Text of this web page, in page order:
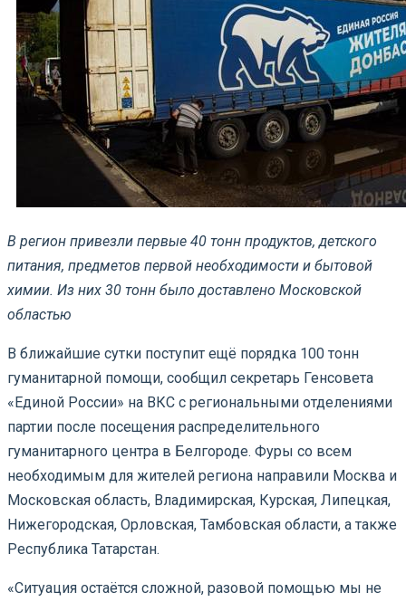
В регион привезли первые 40 тонн продуктов, детского
питания, предметов первой необходимости и бытовой
химии. Из них 30 тонн было доставлено Московской
областью
В ближайшие сутки поступит ещё порядка 100 тонн
гуманитарной помощи, сообщил секретарь Генсовета
«Единой России» на ВКС с региональными отделениями
партии после посещения распределительного
гуманитарного центра в Белгороде. Фуры со всем
необходимым для жителей региона направили Москва и
Московская область, Владимирская, Курская, Липецкая,
Нижегородская, Орловская, Тамбовская области, а также
Республика Татарстан.
«Ситуация остаётся сложной, разовой помощью мы не